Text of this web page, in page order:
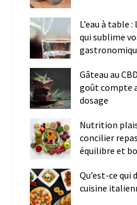
L’eau à table
qui sublime
Gâteau au
goût compte
dosage
Nutrition
concilier
équilibre et
Qu’est-ce qui
cuisine